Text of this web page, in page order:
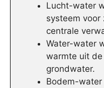
Lucht-water
systeem voor
centrale
Water-water
warmte uit
grondwater.
Bodem-